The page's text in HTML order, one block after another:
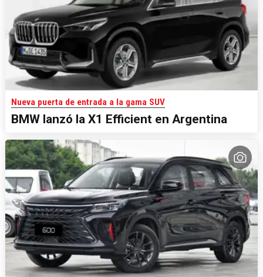
Nueva puerta de entrada a la gama SUV
BMW lanzó la X1 Efficient en Argentina